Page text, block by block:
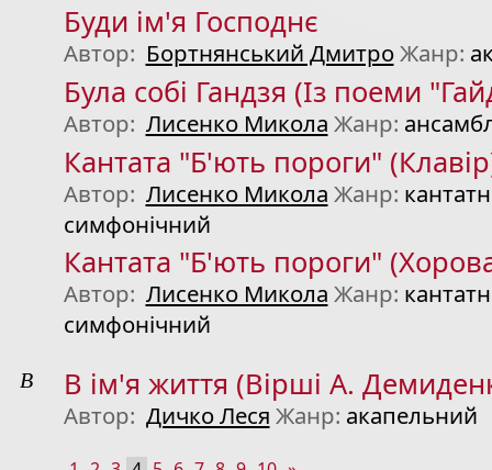
Буди ім'я Господнє
Автор: Бортнянський ДмитроЖанр:
Була собі Гандзя (Із поеми
Автор: Лисенко Микола Жанр:
Кантата "Б'ють пороги"
Автор: Лисенко Микола Жанр:
симфонічний
Кантата "Б'ють пороги"
Автор: Лисенко Микола Жанр:
симфонічний
В В ім'я життя (Вірші А.
Автор: Дичко Леся Жанр: акапельний